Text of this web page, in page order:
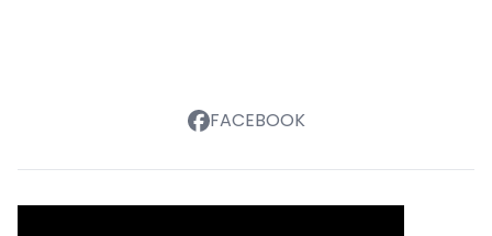
FACEBOOK